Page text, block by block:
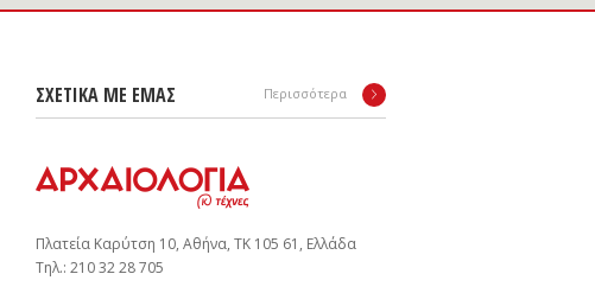
ΣΧΕΤΙΚΑ ΜΕ ΕΜΑΣ Περισσότερα
Πλατεία Καρύτση 10, Αθήνα, ΤΚ 105 61, Ελλάδα
Tηλ.: 210 32 28 705